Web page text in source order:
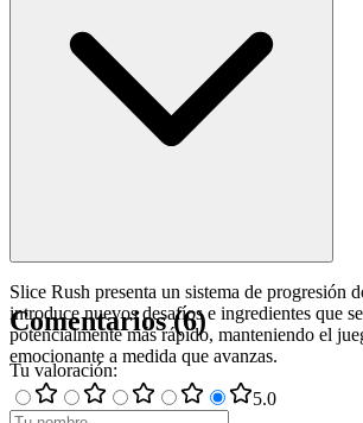
Slice Rush presenta un sistema de progresión
introduce nuevos desafíos e ingredientes que
potencialmente más rápido, manteniendo el
emocionante a medida que avanzas.
Comentarios(6)
Tu valoración:
5.0